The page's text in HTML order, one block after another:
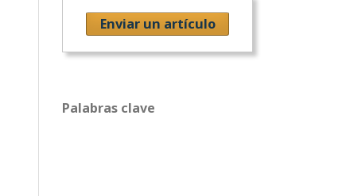
Enviar un artículo
Palabras clave